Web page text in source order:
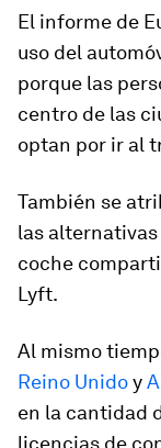
El informe de
uso del
porque las
centro de las
optan por ir al
También se
las alternativas
coche
Lyft.
Al mismo
Reino Unidoy
en la cantidad
licencias de